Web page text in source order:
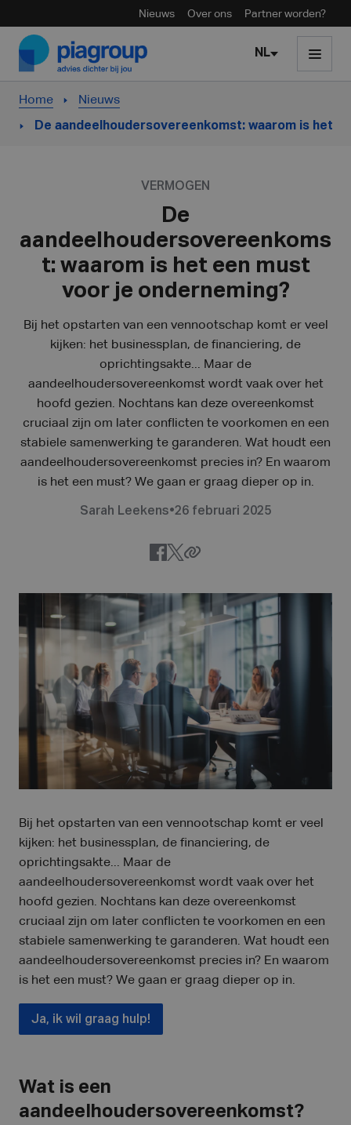
Nieuws Over ons Partner worden?
Skip to content
NL
Home Nieuws
De aandeelhoudersovereenkomst: waarom is het
VERMOGEN
De
aandeelhoudersovereenkoms
t: waarom is het een must
voor je onderneming?
Bij het opstarten van een vennootschap komt er veel
kijken: het businessplan, de financiering, de
oprichtingsakte... Maar de
aandeelhoudersovereenkomst wordt vaak over het
hoofd gezien. Nochtans kan deze overeenkomst
cruciaal zijn om later conflicten te voorkomen en een
stabiele samenwerking te garanderen. Wat houdt een
aandeelhoudersovereenkomst precies in? En waarom
is het een must? We gaan er graag dieper op in.
Sarah Leekens•26 februari 2025
Bij het opstarten van een vennootschap komt er veel
kijken: het businessplan, de financiering, de
oprichtingsakte... Maar de
aandeelhoudersovereenkomst wordt vaak over het
hoofd gezien. Nochtans kan deze overeenkomst
cruciaal zijn om later conflicten te voorkomen en een
stabiele samenwerking te garanderen. Wat houdt een
aandeelhoudersovereenkomst precies in? En waarom
is het een must? We gaan er graag dieper op in.
Ja, ik wil graag hulp!
Wat is een
aandeelhoudersovereenkomst?